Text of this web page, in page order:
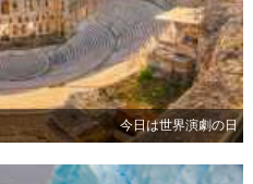
今日は世界演劇の日